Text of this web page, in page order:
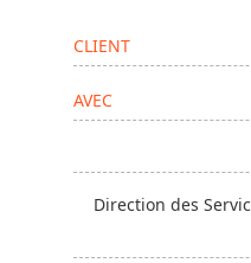
CLIENT
AVEC
Direction des